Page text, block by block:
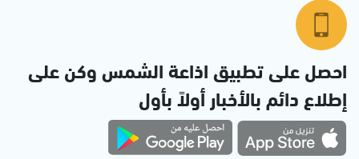
احصل على تطبيق اذاعة الشمس وكن على
إطلاع دائم بالأخبار أولاً بأول